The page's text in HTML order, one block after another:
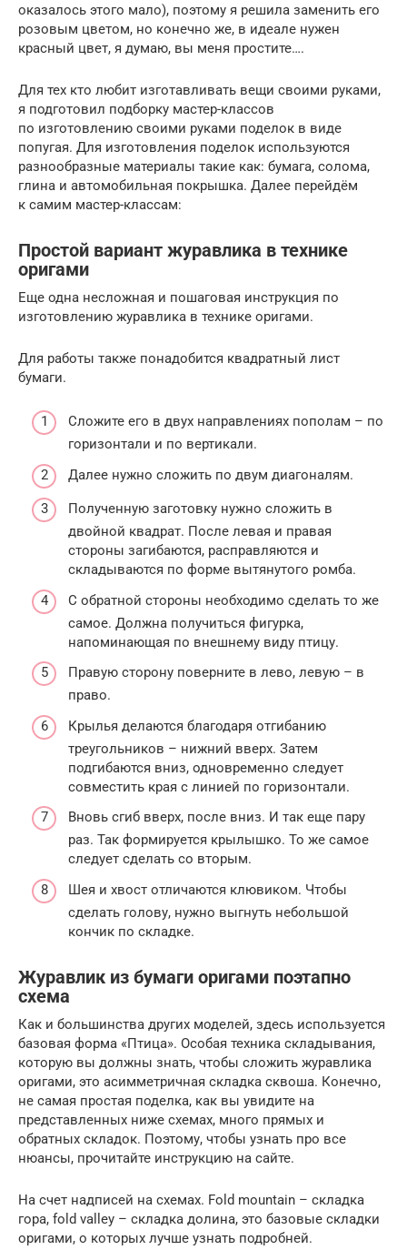
оказалось этого мало), поэтому я решила заменить его
розовым цветом, но конечно же, в идеале нужен
красный цвет, я думаю, вы меня простите….
Для тех кто любит изготавливать вещи своими руками,
я подготовил подборку мастер-классов
по изготовлению своими руками поделок в виде
попугая. Для изготовления поделок используются
разнообразные материалы такие как: бумага, солома,
глина и автомобильная покрышка. Далее перейдём
к самим мастер-классам:
Простой вариант журавлика в технике
оригами
Еще одна несложная и пошаговая инструкция по
изготовлению журавлика в технике оригами.
Для работы также понадобится квадратный лист
бумаги.
Сложите его в двух направлениях пополам – по
горизонтали и по вертикали.
Далее нужно сложить по двум диагоналям.
Полученную заготовку нужно сложить в
двойной квадрат. После левая и правая
стороны загибаются, расправляются и
складываются по форме вытянутого ромба.
С обратной стороны необходимо сделать то же
самое. Должна получиться фигурка,
напоминающая по внешнему виду птицу.
Правую сторону поверните в лево, левую – в
право.
Крылья делаются благодаря отгибанию
треугольников – нижний вверх. Затем
подгибаются вниз, одновременно следует
совместить края с линией по горизонтали.
Вновь сгиб вверх, после вниз. И так еще пару
раз. Так формируется крылышко. То же самое
следует сделать со вторым.
Шея и хвост отличаются клювиком. Чтобы
сделать голову, нужно выгнуть небольшой
кончик по складке.
Журавлик из бумаги оригами поэтапно
схема
Как и большинства других моделей, здесь используется
базовая форма «Птица». Особая техника складывания,
которую вы должны знать, чтобы сложить журавлика
оригами, это асимметричная складка сквоша. Конечно,
не самая простая поделка, как вы увидите на
представленных ниже схемах, много прямых и
обратных складок. Поэтому, чтобы узнать про все
нюансы, прочитайте инструкцию на сайте.
На счет надписей на схемах. Fold mountain – складка
гора, fold valley – складка долина, это базовые складки
оригами, о которых лучше узнать подробней.